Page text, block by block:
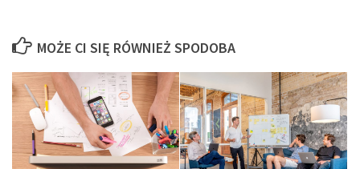
MOŻE CI SIĘ RÓWNIEŻ SPODOBA